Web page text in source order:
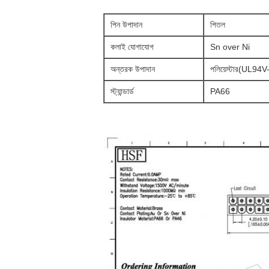
পিন উপাদান পিতল
কলাই যোগাযোগ Sn over Ni
অন্তরক উপাদান
স্ট্যান্ডার্ড PA66